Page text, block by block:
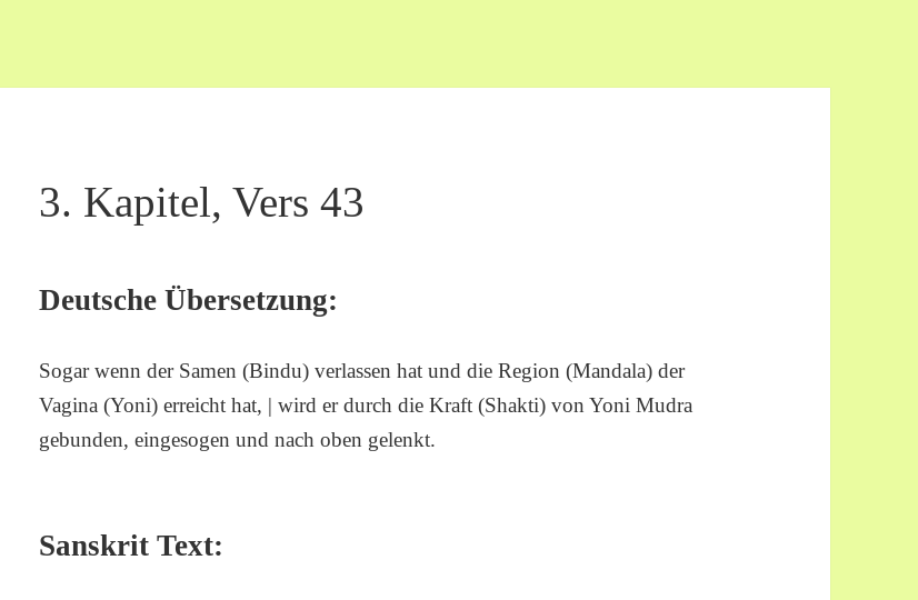
3. Kapitel, Vers 43
Deutsche Übersetzung:
Sogar wenn der Samen (Bindu) verlassen hat und die Region (Mandala) der
Vagina (Yoni) erreicht hat, | wird er durch die Kraft (Shakti) von Yoni Mudra
gebunden, eingesogen und nach oben gelenkt.
Sanskrit Text: